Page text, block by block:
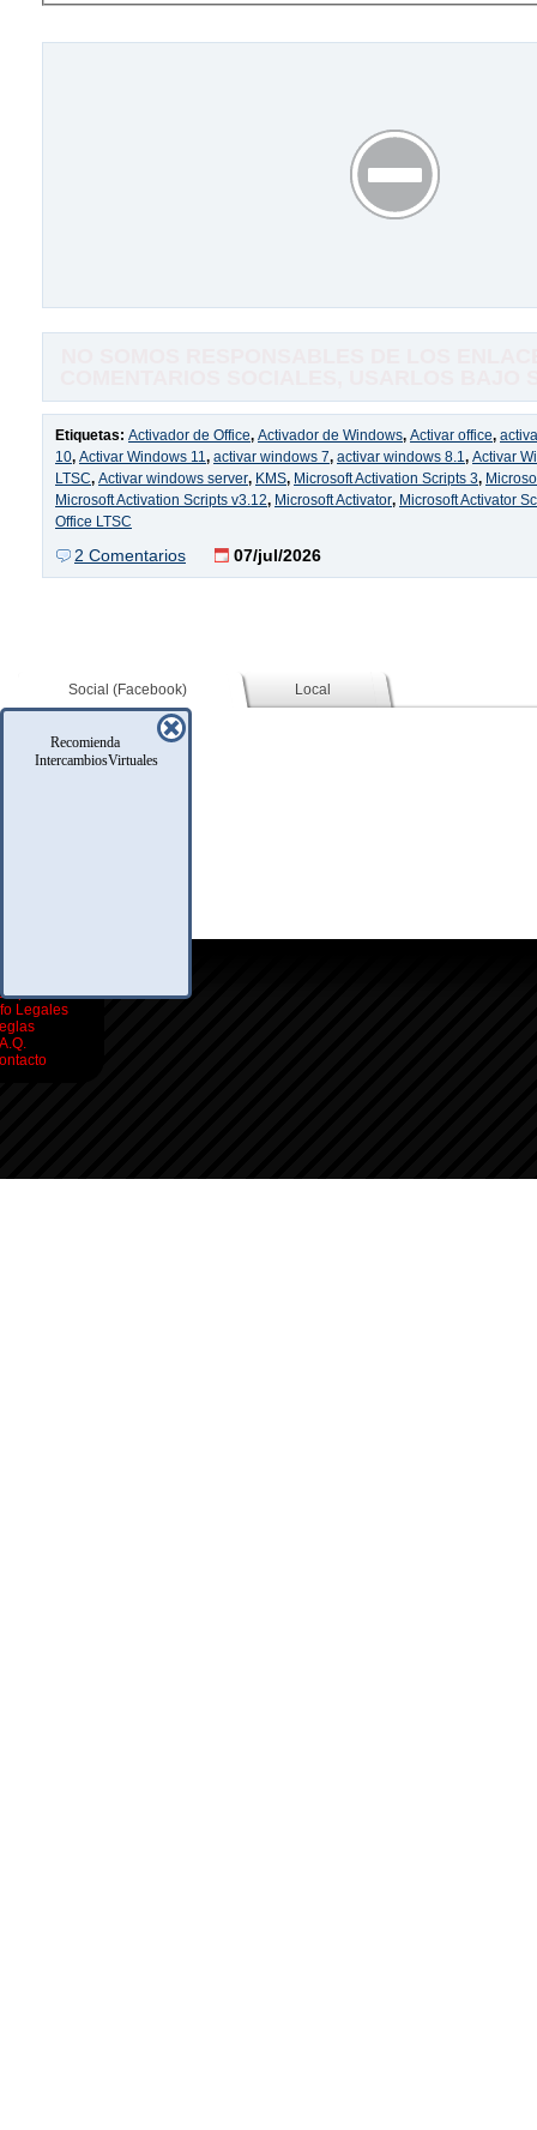
Recomienda
IntercambiosVirtuales
Etiquetas: Activador de Office, Activador de Windows, Activar office,
10, Activar Windows 11 , activar windows 7, activar windows 8.1 , Activar
LTSC, Activar windows server, KMS, Microsoft Activation Scripts 3,
Microsoft Activation Scripts v3.12, Microsoft Activator, Microsoft Activator
Office LTSC
2 Comentarios 07/jul/2026
Social (Facebook) Local
Legales